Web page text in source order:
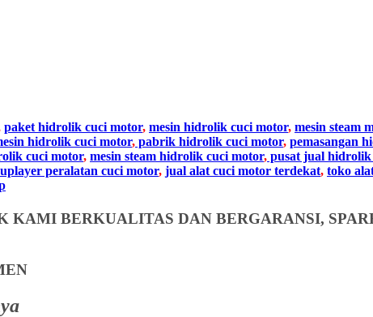
paket hidrolik cuci motor, mesin hidrolik cuci motor, mesin steam
hidrolik cuci motor, pabrik hidrolik cuci motor, pemasangan
cuci motor, mesin steam hidrolik cuci motor, pusat jual hidrolik
peralatan cuci motor, jual alat cuci motor terdekat, toko
BERKUALITAS DAN BERGARANSI,